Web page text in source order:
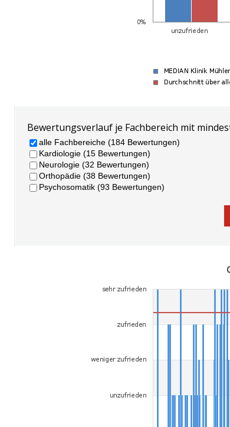
Bewertungsverlauf je Fachbereich mit
alle Fachbereiche (184 Bewertungen)
Kardiologie (15 Bewertungen)
Neurologie (32 Bewertungen)
Orthopädie (38 Bewertungen)
Psychosomatik (93 Bewertungen)